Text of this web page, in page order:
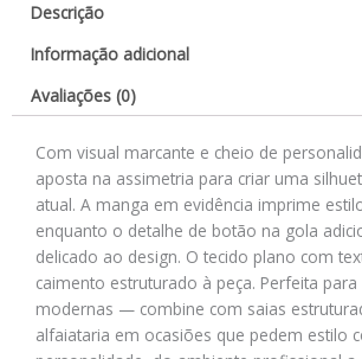
Descrição
Informação adicional
Avaliações (0)
Com visual marcante e cheio de
aposta na assimetria para criar uma
atual. A manga em evidência imprime
enquanto o detalhe de botão na gola
delicado ao design. O tecido plano com
caimento estruturado à peça. Perfeita
modernas — combine com saias
alfaiataria em ocasiões que pedem estilo